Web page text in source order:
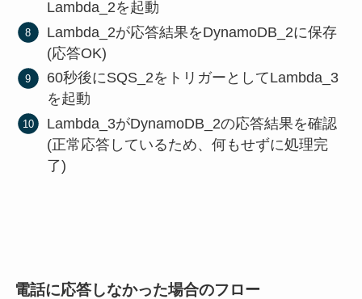
Lambda_2を起動
Lambda_2が応答結果をDynamoDB_2に保存
(応答OK)
60秒後にSQS_2をトリガーとしてLambda_3
を起動
Lambda_3がDynamoDB_2の応答結果を確認
(正常応答しているため、何もせずに処理完
了)
電話に応答しなかった場合のフロー